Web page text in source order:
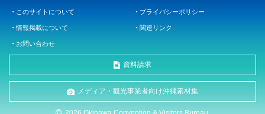
このサイトについて プライバシーポリシー
情報掲載について 関連リンク
お問い合わせ
資料請求
メディア・観光事業者向け沖縄素材集